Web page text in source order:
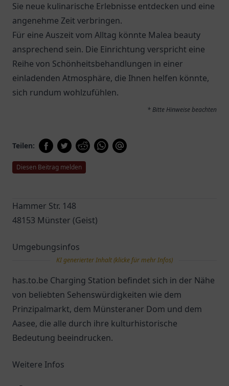
Sie neue kulinarische Erlebnisse entdecken und eine
angenehme Zeit verbringen.
Für eine Auszeit vom Alltag könnte Malea beauty
ansprechend sein. Die Einrichtung verspricht eine
Reihe von Schönheitsbehandlungen in einer
einladenden Atmosphäre, die Ihnen helfen könnte,
sich rundum wohlzufühlen.
* Bitte Hinweise beachten
Teilen:
Diesen Beitrag melden
Hammer Str. 148
48153 Münster (Geist)
Umgebungsinfos
KI generierter Inhalt (klicke für mehr Infos)
has.to.be Charging Station befindet sich in der Nähe
von beliebten Sehenswürdigkeiten wie dem
Prinzipalmarkt, dem Münsteraner Dom und dem
Aasee, die alle durch ihre kulturhistorische
Bedeutung beeindrucken.
Weitere Infos